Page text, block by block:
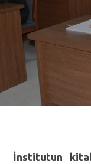
İnstitutun